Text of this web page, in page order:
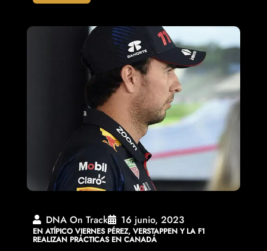
DNA On Track 16 junio, 2023
EN ATÍPICO VIERNES PÉREZ, VERSTAPPEN Y LA F1
REALIZAN PRÁCTICAS EN CANADÁ